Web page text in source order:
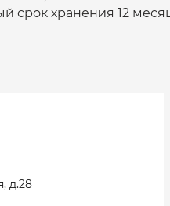
срок хранения 12
д.28